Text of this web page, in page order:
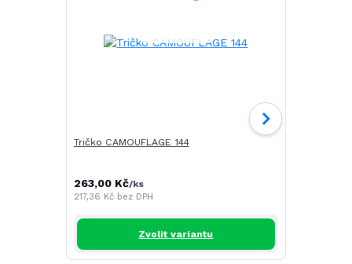
Tričko CAMOUFLAGE 144
263,00 Kč/ks
217,36 Kč bez DPH
Zvolit variantu